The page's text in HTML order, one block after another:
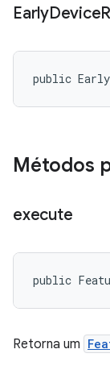
EarlyDevice
public
Métodos
execute
public
Retorna um